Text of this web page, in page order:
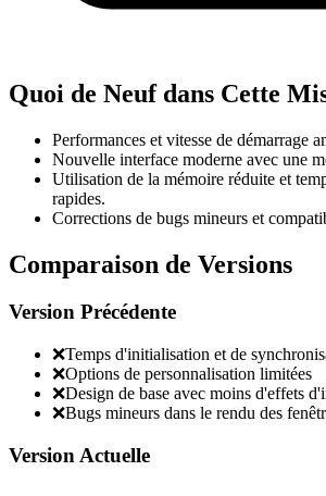
Quoi de Neuf dans Cette
Performances et vitesse de démarrage
Nouvelle interface moderne avec une
Utilisation de la mémoire réduite et
rapides.
Corrections de bugs mineurs et
Comparaison de Versions
Version Précédente
❌Temps d'initialisation et de
❌Options de personnalisation limitées
❌Design de base avec moins d'effets
❌Bugs mineurs dans le rendu des
Version Actuelle